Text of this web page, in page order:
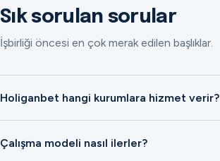
Sık sorulan sorular
İşbirliği öncesi en çok merak edilen başlıklar.
Holiganbet hangi kurumlara hizmet verir?
Çalışma modeli nasıl ilerler?